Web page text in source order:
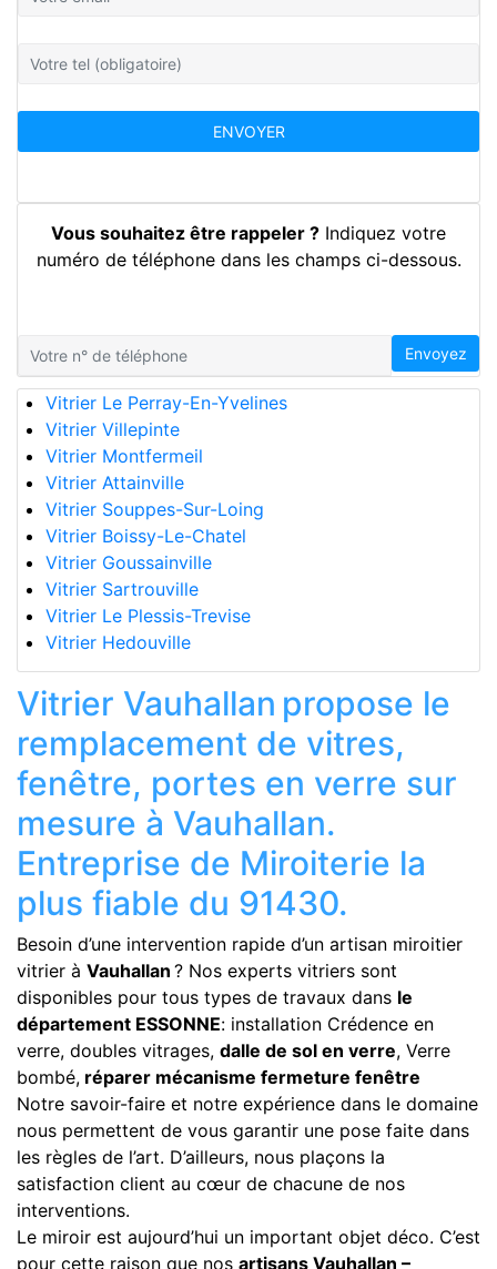
Vous souhaitez être rappeler ? Indiquez votre
numéro de téléphone dans les champs ci-dessous.
Envoyez
Vitrier Le Perray-En-Yvelines
Vitrier Villepinte
Vitrier Montfermeil
Vitrier Attainville
Vitrier Souppes-Sur-Loing
Vitrier Boissy-Le-Chatel
Vitrier Goussainville
Vitrier Sartrouville
Vitrier Le Plessis-Trevise
Vitrier Hedouville
Vitrier Vauhallan propose le
remplacement de vitres,
fenêtre, portes en verre sur
mesure à Vauhallan.
Entreprise de Miroiterie la
plus fiable du 91430.
Besoin d’une intervention rapide d’un artisan miroitier
vitrier à Vauhallan ? Nos experts vitriers sont
disponibles pour tous types de travaux dans le
département ESSONNE: installation Crédence en
verre, doubles vitrages, dalle de sol en verre, Verre
bombé, réparer mécanisme fermeture fenêtre
Notre savoir-faire et notre expérience dans le domaine
nous permettent de vous garantir une pose faite dans
les règles de l’art. D’ailleurs, nous plaçons la
satisfaction client au cœur de chacune de nos
interventions.
Le miroir est aujourd’hui un important objet déco. C’est
pour cette raison que nos artisans Vauhallan –